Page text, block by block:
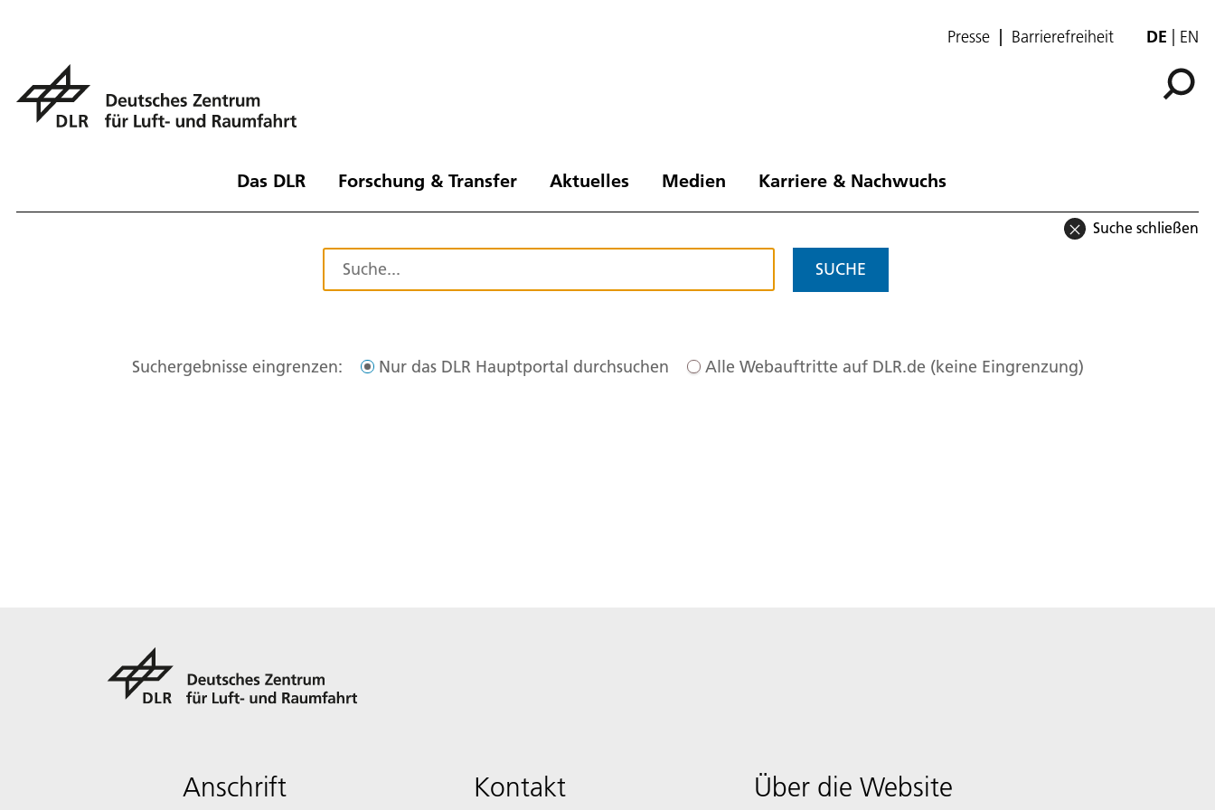
Presse Barrierefreiheit DE EN
Das DLR Forschung & Transfer Aktuelles Medien Karriere & Nachwuchs
Suche schließen
SUCHE
Suchergebnisse eingrenzen: Nur das DLR Hauptportal durchsuchen Alle Webauftritte auf DLR.de (keine Eingrenzung)
Anschrift Kontakt Über die Website